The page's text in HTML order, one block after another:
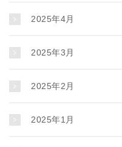
2025年4月
2025年3月
2025年2月
2025年1月